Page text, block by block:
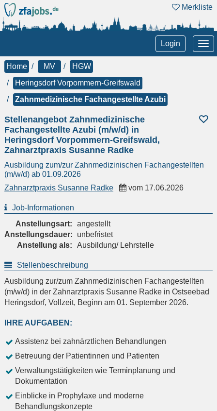
Merkliste
Login
Home MV
HGW
Heringsdorf Vorpommern-Greifswald
Zahnmedizinische Fachangestellte Azubi
Stellenangebot Zahnmedizinische
Fachangestellte Azubi (m/w/d) in
Heringsdorf Vorpommern-Greifswald,
Zahnarztpraxis Susanne Radke
Ausbildung zum/zur Zahnmedizinischen Fachangestellten
(m/w/d) ab 01.09.2026
Zahnarztpraxis Susanne Radke
vom 17.06.2026
Job-Informationen
Anstellungsart:
angestellt
Anstellungsdauer:
unbefristet
Anstellung als:
Ausbildung/ Lehrstelle
Stellenbeschreibung
Ausbildung zur/zum Zahnmedizinischen Fachangestellten
(m/w/d) in der Zahnarztpraxis Susanne Radke in Ostseebad
Heringsdorf, Vollzeit, Beginn am 01. September 2026.
IHRE AUFGABEN:
Assistenz bei zahnärztlichen Behandlungen
Betreuung der Patientinnen und Patienten
Verwaltungstätigkeiten wie Terminplanung und
Dokumentation
Einblicke in Prophylaxe und moderne
Behandlungskonzepte